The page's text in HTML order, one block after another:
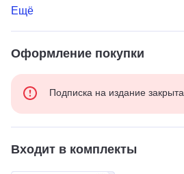
Ещё
Оформление покупки
Подписка на издание закрыта
Входит в комплекты